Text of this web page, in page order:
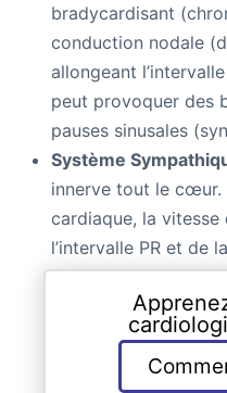
bradycardisant
conduction nodale
allongeant
peut provoquer des
pauses sinusales
Système
innerve tout le cœur.
cardiaque, la
l’intervalle PR et de
contractilité
relaxation
augmente
positif), favorisant